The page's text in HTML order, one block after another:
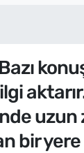
uzun
bir